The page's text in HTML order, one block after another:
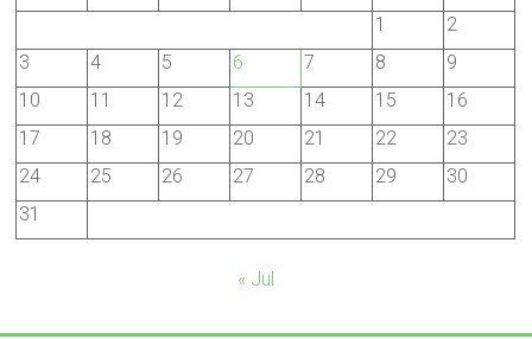
1
2
3
4 5 6 7 8
9
10
11 12 13 14 15
16
17
18 19 20 21 22
23
24
25 26 27 28 29
30
31
« Jul